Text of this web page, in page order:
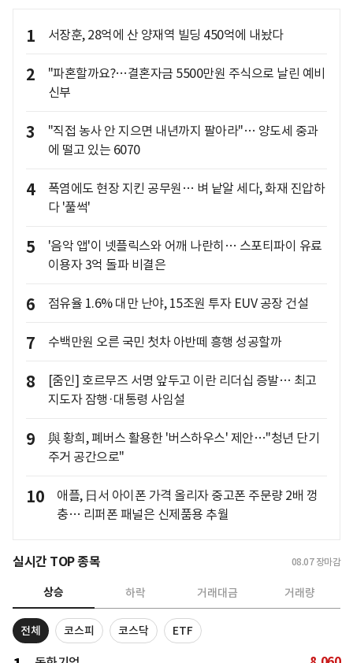
1 서장훈, 28억에 산 양재역 빌딩 450억에 내놨다
2
"파혼할까요?…결혼자금 5500만원 주식으로 날린 예비
신부
3
"직접 농사 안 지으면 내년까지 팔아라"… 양도세 중과
에 떨고 있는 6070
4
폭염에도 현장 지킨 공무원… 벼 낱알 세다, 화재 진압하
다 '풀썩'
5
'음악 앱'이 넷플릭스와 어깨 나란히… 스포티파이 유료
이용자 3억 돌파 비결은
6 점유율 1.6% 대만 난야, 15조원 투자 EUV 공장 건설
7 수백만원 오른 국민 첫차 아반떼 흥행 성공할까
8
[줌인] 호르무즈 서명 앞두고 이란 리더십 증발… 최고
지도자 잠행·대통령 사임설
9
與 황희, 폐버스 활용한 '버스하우스' 제안…"청년 단기
주거 공간으로"
10
애플, 日서 아이폰 가격 올리자 중고폰 주문량 2배 껑
충… 리퍼폰 패널은 신제품용 추월
실시간 TOP 종목 08.07 장마감
상승 하락 거래대금 거래량
전체 코스피 코스닥 ETF